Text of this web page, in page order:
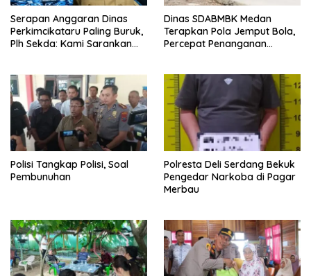
Serapan Anggaran Dinas
Perkimcikataru Paling Buruk,
Plh Sekda: Kami Sarankan
Dinas SDABMBK Medan
Terapkan Pola Jemput Bola,
Percepat Penanganan
Polisi Tangkap Polisi, Soal
Pembunuhan
Polresta Deli Serdang Bekuk
Pengedar Narkoba di Pagar
Merbau